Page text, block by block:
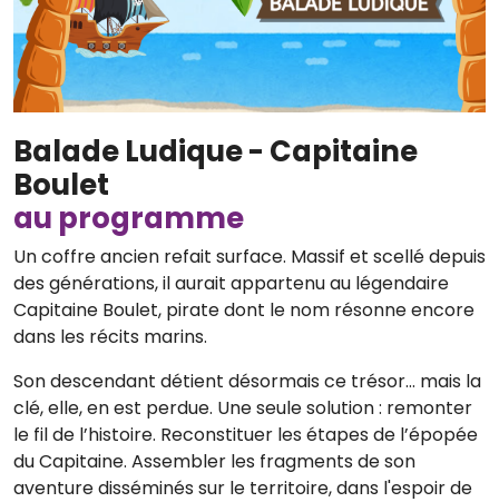
Balade Ludique - Capitaine
Boulet
au programme
Un coffre ancien refait surface. Massif et scellé depuis
des générations, il aurait appartenu au légendaire
Capitaine Boulet, pirate dont le nom résonne encore
dans les récits marins.
Son descendant détient désormais ce trésor… mais la
clé, elle, en est perdue. Une seule solution : remonter
le fil de l’histoire. Reconstituer les étapes de l’épopée
du Capitaine. Assembler les fragments de son
aventure disséminés sur le territoire, dans l'espoir de